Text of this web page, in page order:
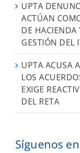
UPTA
ACTÚAN
DE HACIENDA
GESTIÓN DEL
UPTA ACUSA
LOS
EXIGE
DEL RETA
Síguenos